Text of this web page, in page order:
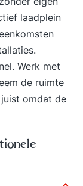
laadplein
Werk met
de ruimte
omdat de